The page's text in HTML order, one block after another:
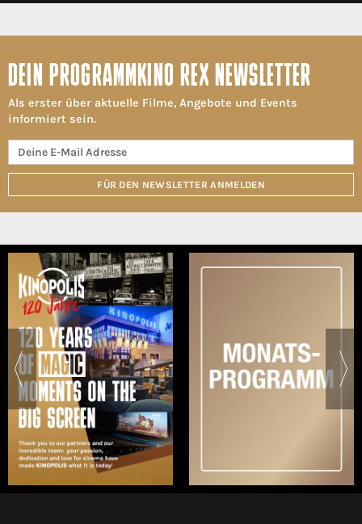
DEIN PROGRAMMKINO REX NEWSLETTER
Als erster über aktuelle Filme, Angebote und Events
informiert sein.
FÜR DEN NEWSLETTER ANMELDEN